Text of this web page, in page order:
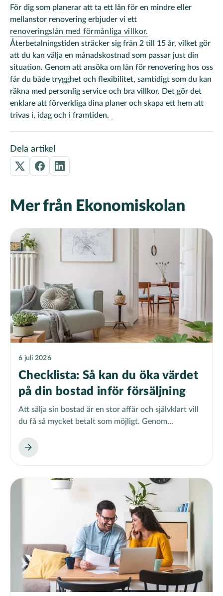
För dig som planerar att ta ett lån för en mindre eller
mellanstor renovering erbjuder vi ett
renoveringslån med förmånliga villkor.
Återbetalningstiden sträcker sig från 2 till 15 år, vilket gör
att du kan välja en månadskostnad som passar just din
situation. Genom att ansöka om lån för renovering hos oss
får du både trygghet och flexibilitet, samtidigt som du kan
räkna med personlig service och bra villkor. Det gör det
enklare att förverkliga dina planer och skapa ett hem att
trivas i, idag och i framtiden.
Dela artikel
Mer från Ekonomiskolan
6 juli 2026
Checklista: Så kan du öka värdet
på din bostad inför försäljning
Att sälja sin bostad är en stor affär och självklart vill
du få så mycket betalt som möjligt. Genom...